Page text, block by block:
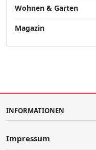
Wohnen & Garten
Magazin
INFORMATIONEN
Impressum